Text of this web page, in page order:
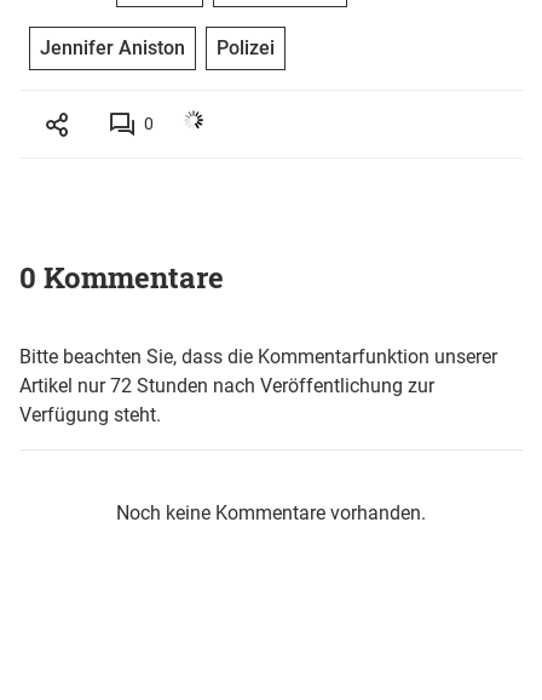
Jennifer Aniston Polizei
0
0 Kommentare
Bitte beachten Sie, dass die Kommentarfunktion unserer
Artikel nur 72 Stunden nach Veröffentlichung zur
Verfügung steht.
Noch keine Kommentare vorhanden.